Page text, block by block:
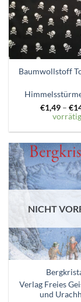
Baumwollstoff
€1,49– €
vorrätig
NICHT
Verlag Freies
und